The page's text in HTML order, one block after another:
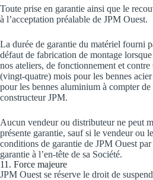
Toute prise en garantie ainsi que le
à l’acceptation préalable de JPM Ouest.
La durée de garantie du matériel fourni
défaut de fabrication de montage
nos ateliers, de fonctionnement et
(vingt-quatre) mois pour les bennes
pour les bennes aluminium à compter
constructeur JPM.
Aucun vendeur ou distributeur ne peut
présente garantie, sauf si le vendeur ou
conditions de garantie de JPM Ouest
garantie à l’en-tête de sa Société.
11. Force majeure
JPM Ouest se réserve le droit de